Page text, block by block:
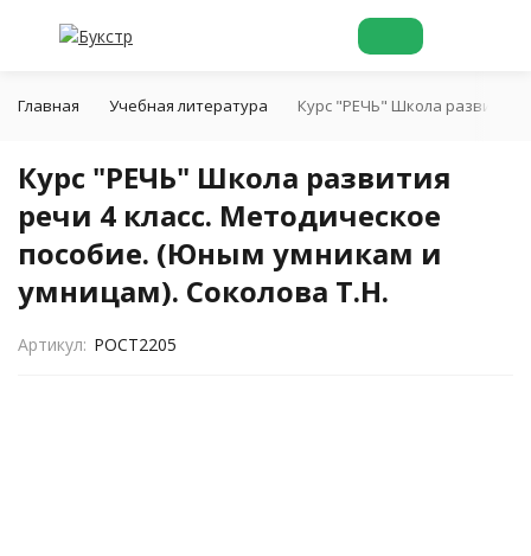
Главная Учебная литература Курс "РЕЧЬ" Школа развития
Курс "РЕЧЬ" Школа развития
речи 4 класс. Методическое
пособие. (Юным умникам и
умницам). Соколова Т.Н.
Артикул: POCT2205